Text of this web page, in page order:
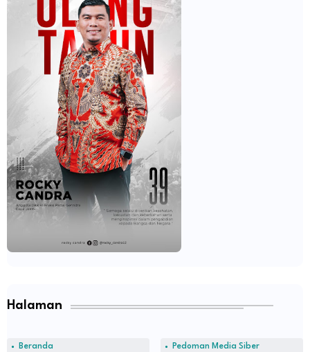
Halaman
Beranda Pedoman Media Siber